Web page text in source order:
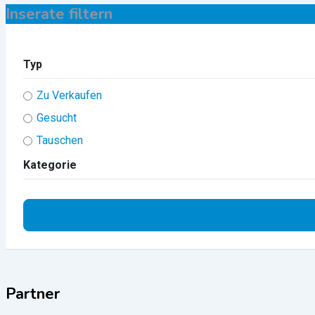
Inserate filtern
Typ
Zu Verkaufen
Gesucht
Tauschen
Kategorie
Partner